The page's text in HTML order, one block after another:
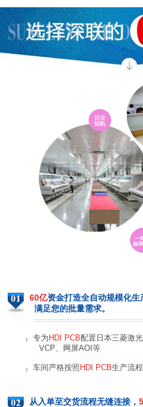
平板电脑主板
智能手环线路板
60亿资金打造全自动规模化生
满足您的批量需求。
专为 HDI PCB配置日本三菱激
VCP、网屏AOI等
车间严格按照 HDI PCB生产流
从入单至交货流程无缝连接，